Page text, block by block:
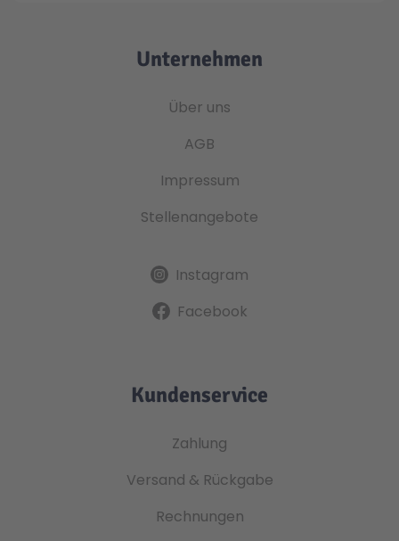
Unternehmen
Über uns
AGB
Impressum
Stellenangebote
Instagram
Facebook
Kundenservice
Zahlung
Versand & Rückgabe
Rechnungen